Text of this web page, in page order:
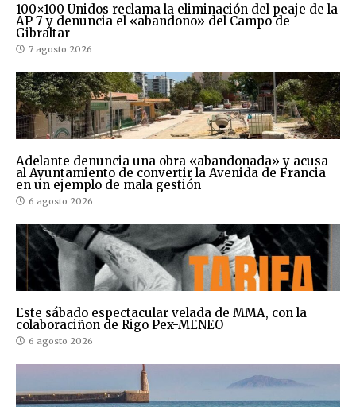
100×100 Unidos reclama la eliminación del peaje de la
AP-7 y denuncia el «abandono» del Campo de
Gibraltar
7 agosto 2026
Adelante denuncia una obra «abandonada» y acusa
al Ayuntamiento de convertir la Avenida de Francia
en un ejemplo de mala gestión
6 agosto 2026
Este sábado espectacular velada de MMA, con la
colaboraciñon de Rigo Pex-MENEO
6 agosto 2026